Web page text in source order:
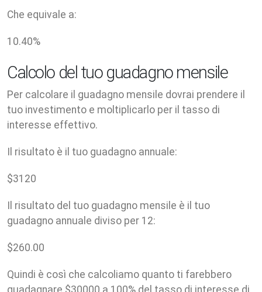
Che equivale a:
10.40%
Calcolo del tuo guadagno mensile
Per calcolare il guadagno mensile dovrai prendere il
tuo investimento e moltiplicarlo per il tasso di
interesse effettivo.
Il risultato è il tuo guadagno annuale:
$3120
Il risultato del tuo guadagno mensile è il tuo
guadagno annuale diviso per 12:
$260.00
Quindi è così che calcoliamo quanto ti farebbero